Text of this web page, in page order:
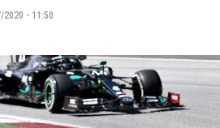
2020 - 11:50